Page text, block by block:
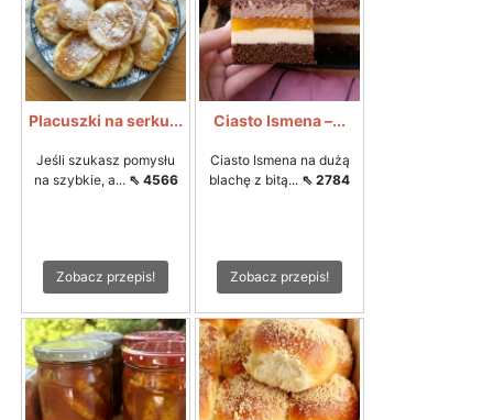
Placuszki na serku...
Jeśli szukasz pomysłu
na szybkie, a... ⇖ 4566
Zobacz przepis!
Ciasto Ismena –...
Ciasto Ismena na dużą
blachę z bitą... ⇖ 2784
Zobacz przepis!